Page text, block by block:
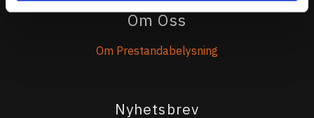
Om Oss
Om Prestandabelysning
Nyhetsbrev